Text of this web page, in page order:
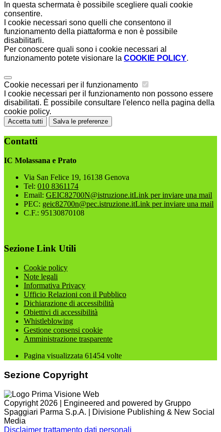
In questa schermata è possibile scegliere quali cookie
consentire.
I cookie necessari sono quelli che consentono il
funzionamento della piattaforma e non è possibile
disabilitarli.
Per conoscere quali sono i cookie necessari al
funzionamento potete visionare la COOKIE POLICY.
Cookie necessari per il funzionamento
I cookie necessari per il funzionamento non possono essere
disabilitati. È possibile consultare l'elenco nella pagina della
cookie policy.
Accetta tutti Salva le preferenze
Contatti
IC Molassana e Prato
Via San Felice 19, 16138 Genova
Tel: 010 8361174
Email: GEIC82700N@istruzione.itLink per inviare una mail
PEC: geic82700n@pec.istruzione.itLink per inviare una mail
C.F.: 95130870108
Sezione Link Utili
Cookie policy
Note legali
Informativa Privacy
Ufficio Relazioni con il Pubblico
Dichiarazione di accessibilità
Obiettivi di accessibilità
Whistleblowing
Gestione consensi cookie
Amministrazione trasparente
Pagina visualizzata 61454 volte
Sezione Copyright
Copyright 2026 | Engineered and powered by Gruppo
Spaggiari Parma S.p.A. | Divisione Publishing & New Social
Media
Disclaimer trattamento dati personali